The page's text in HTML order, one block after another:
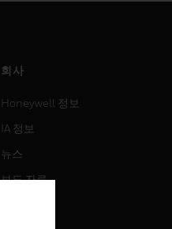
회사
Honeywell 정보
IA 정보
뉴스
보도 자료